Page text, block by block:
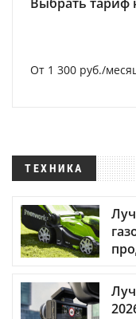
От 1 300 руб./
ТЕХНИКА